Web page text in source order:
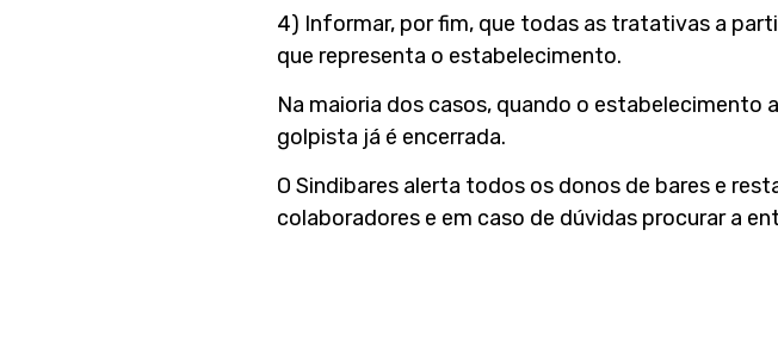
4) Informar, por fim, que todas as tratativas a
que representa o estabelecimento.
Na maioria dos casos, quando o
golpista já é encerrada.
O Sindibares alerta todos os donos de bares e
colaboradores e em caso de dúvidas procurar a